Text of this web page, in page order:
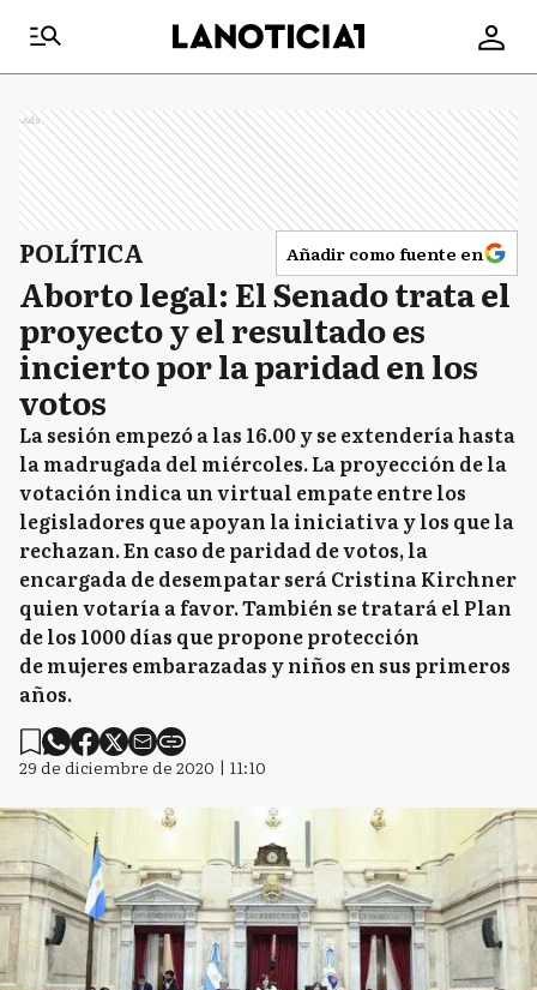
Ads
POLÍTICA Añadir como fuente en
Aborto legal: El Senado trata el
proyecto y el resultado es
incierto por la paridad en los
votos
La sesión empezó a las 16.00 y se extendería hasta
la madrugada del miércoles. La proyección de la
votación indica un virtual empate entre los
legisladores que apoyan la iniciativa y los que la
rechazan. En caso de paridad de votos, la
encargada de desempatar será Cristina Kirchner
quien votaría a favor. También se tratará el Plan
de los 1000 días que propone protección
de mujeres embarazadas y niños en sus primeros
años.
29 de diciembre de 2020 | 11:10